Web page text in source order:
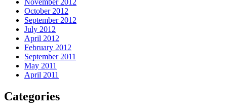
October 2012
September 2012
July 2012
April 2012
February 2012
September 2011
May 2011
April 2011
Categories